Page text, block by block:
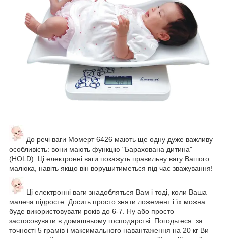
До речі ваги Момерт 6426 мають ще одну дуже важливу
особливість: вони мають функцію "Барахована дитина"
(HOLD). Ці електронні ваги покажуть правильну вагу Вашого
малюка, навіть якщо він ворушитиметься під час зважування!
Ці електронні ваги знадобляться Вам і тоді, коли Ваша
малеча підросте. Досить просто зняти ложемент і їх можна
буде використовувати років до 6-7. Ну або просто
застосовувати в домашньому господарстві. Погодьтеся: за
точності 5 грамів і максимального навантаження на 20 кг Ви